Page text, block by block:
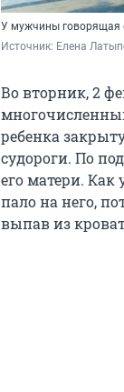
У мужчины
Источник: Елена
Во вторник, 2
ребенка
судороги. По
его матери. Как
пало на него,
выпав из